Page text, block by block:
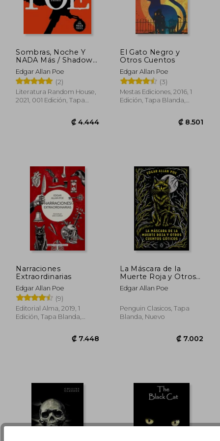
Sombras, Noche Y
NADA Más / Shadows,
Night, and Nothing
More
Edgar Allan Poe
(2)
Literatura Random House,
2021, 001 Edición, Tapa
El Gato Negro y
Otros Cuentos
Edgar Allan Poe
(3)
Mestas Ediciones, 2016, 1
Edición, Tapa Blanda,
Narraciones
Extraordinarias
Edgar Allan Poe
(9)
Editorial Alma, 2019, 1
Edición, Tapa Blanda,
La Máscara de la
Muerte Roja y Otros
Cuentos Góticos
Edgar Allan Poe
Penguin Clasicos, Tapa
Blanda, Nuevo